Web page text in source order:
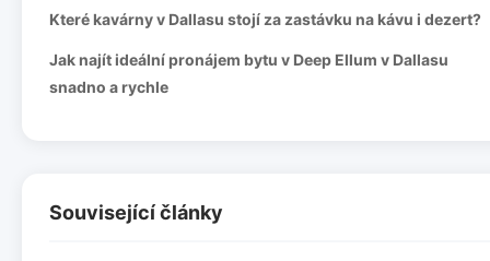
Které kavárny v Dallasu stojí za zastávku na kávu i dezert?
Jak najít ideální pronájem bytu v Deep Ellum v Dallasu
snadno a rychle
Související články